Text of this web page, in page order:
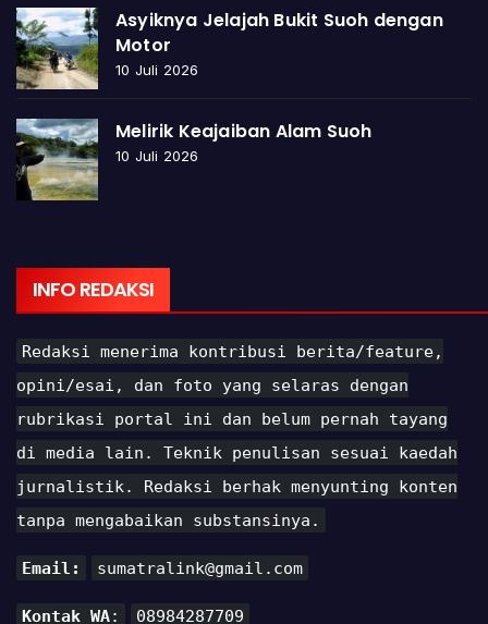
Asyiknya Jelajah Bukit Suoh dengan
Motor
10 Juli 2026
Melirik Keajaiban Alam Suoh
10 Juli 2026
INFO REDAKSI
Redaksi menerima kontribusi berita/feature,
opini/esai, dan foto yang selaras dengan
rubrikasi portal ini dan belum pernah tayang
di media lain. Teknik penulisan sesuai kaedah
jurnalistik. Redaksi berhak menyunting konten
tanpa mengabaikan substansinya.
Email: sumatralink@gmail.com
Kontak WA: 08984287709